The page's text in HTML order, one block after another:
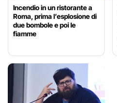
Incendio in un ristorante a
Roma, prima l’esplosione di
due bombole e poi le
fiamme